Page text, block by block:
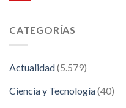
CATEGORÍAS
Actualidad(5.579)
Ciencia y Tecnología(40)